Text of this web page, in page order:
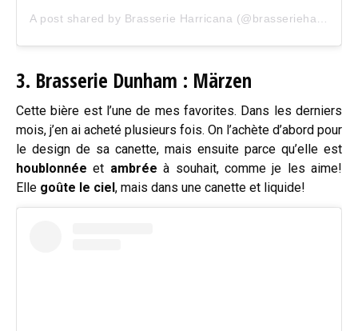
3. Brasserie Dunham : Märzen
Cette bière est l’une de mes favorites. Dans les derniers
mois, j’en ai acheté plusieurs fois. On l’achète d’abord pour
le design de sa canette, mais ensuite parce qu’elle est
houblonnée et ambrée à souhait, comme je les aime!
Elle goûte le ciel, mais dans une canette et liquide!